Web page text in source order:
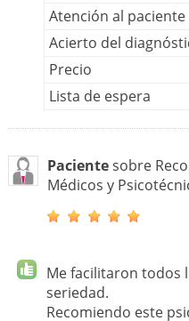
Atención al paciente
Acierto del
Precio
Lista de espera
Pacientesobre
Médicos y
Me facilitaron todos
seriedad.
Recomiendo este